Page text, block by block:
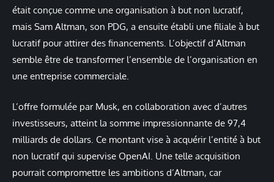
était conçue comme une organisation à but non lucratif,
mais Sam Altman, son PDG, a ensuite établi une filiale à but
lucratif pour attirer des financements. L’objectif d’Altman
semble être de transformer l’ensemble de l’organisation en
une entreprise commerciale.
L’offre formulée par Musk, en collaboration avec d’autres
investisseurs, atteint la somme impressionnante de 97,4
milliards de dollars. Ce montant vise à acquérir l’entité à but
non lucratif qui supervise OpenAI. Une telle acquisition
pourrait compromettre les ambitions d’Altman, car